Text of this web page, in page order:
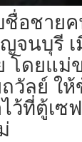
อชาย
จนบุรี
โดยแ
วัลย์ ใ
ว้ที่ตู้เ